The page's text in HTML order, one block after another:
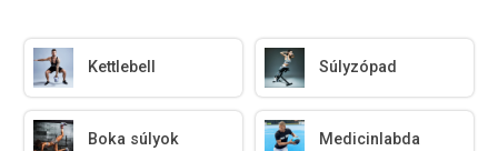
Kettlebell Súlyzópad
Boka súlyok Medicinlabda